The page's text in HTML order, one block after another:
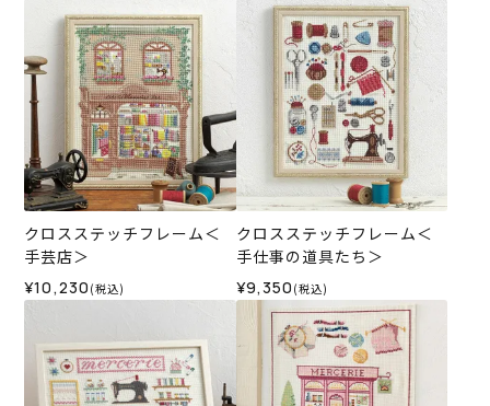
クロスステッチフレーム＜
手芸店＞
¥10,230 (税込)
クロスステッチフレーム＜
手仕事の道具たち＞
¥9,350 (税込)